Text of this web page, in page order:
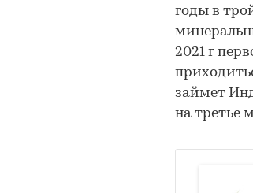
годы в
2021 г
займет
на третье